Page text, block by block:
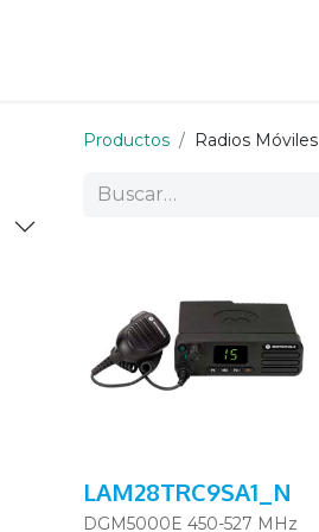
Productos Radios Móviles
LAM28TRC9SA1_N
DGM5000E 450-527 MHz